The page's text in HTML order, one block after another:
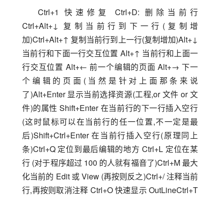
Ctrl+1 快速修复 Ctrl+D: 删除当前行
Ctrl+Alt+↓ 复制当前行到下一行(复制增
加)Ctrl+Alt+↑ 复制当前行到上一行(复制增加)Alt+↓
当前行和下面一行交互位置 Alt+↑ 当前行和上面一
行交互位置 Alt+← 前一个编辑的页面 Alt+→ 下一
个编辑的页面(当然是针对上面那条来说
了)Alt+Enter 显示当前选择资源(工程,or 文件 or 文
件)的属性 Shift+Enter 在当前行的下一行插入空行
(这时鼠标可以在当前行的任一位置,不一定是最
后)Shift+Ctrl+Enter 在当前行插入空行(原理同上
条)Ctrl+Q 定位到最后编辑的地方 Ctrl+L 定位在某
行 (对于程序超过 100 的人就有福音了)Ctrl+M 最大
化当前的 Edit 或 View (再按则反之)Ctrl+/ 注释当前
行,再按则取消注释 Ctrl+O 快速显示 OutLineCtrl+T